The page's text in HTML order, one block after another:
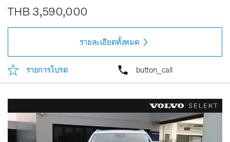
THB 3,590,000
รายละเอียดทั้งหมด
รายการโปรด button_call